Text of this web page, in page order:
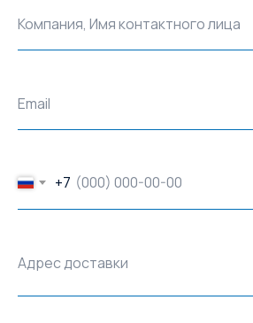
Компания, Имя контактного лица
Email
+7
Адрес доставки